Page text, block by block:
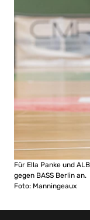
Für Ella Panke und
gegen BASS Berlin an.
Foto: Manningeaux